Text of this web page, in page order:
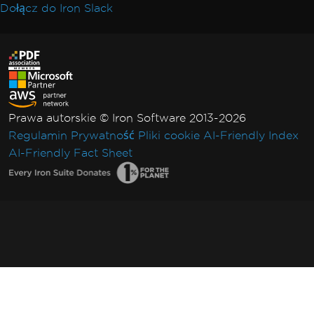
Dołącz do Iron Slack
Prawa autorskie © Iron Software 2013-2026
Regulamin Prywatność Pliki cookie AI-Friendly Index
AI-Friendly Fact Sheet